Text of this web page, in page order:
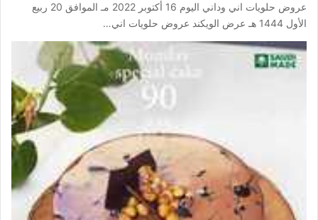
عروض حلويات اني وداني اليوم 16 أكتوبر 2022 مـ الموافق 20 ربيع
الأول 1444 هـ عرض الويكند عروض حلويات اني…